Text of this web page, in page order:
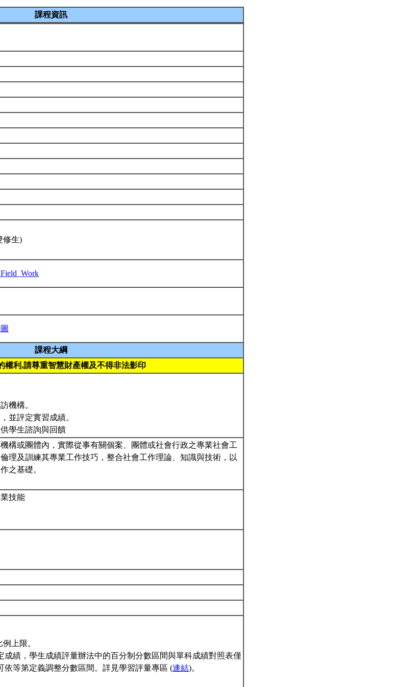
課程資訊
修生)
課程大綱
權利,請尊重智慧財產權及不得非法影印
機構。
並評定實習成績。
學生諮詢與回饋
構或團體內，實際從事有關個案、團體或社會行政之專業社會工
理及訓練其專業工作技巧，整合社會工作理論、知識與技術，以
之基礎。
技能
上限。
成績，學生成績評量辦法中的百分制分數區間與單科成績對照表僅
依等第定義調整分數區間。詳見學習評量專區 (連結)。